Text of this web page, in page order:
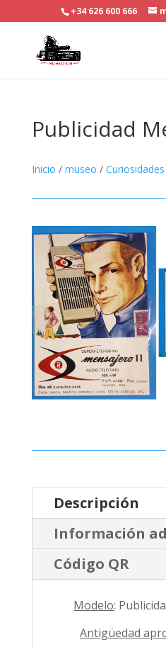
+34 626 600 666
Publicidad
Inicio / museo / Curiosidades
Descripción
Información
Código QR
Modelo:
Antigüedad